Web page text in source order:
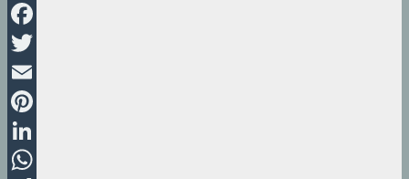
Facebook
Twitter
Email
Pinterest
LinkedIn